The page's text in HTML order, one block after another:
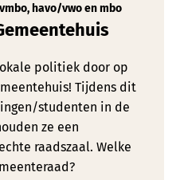
havo/vwo en mbo
politiek door op
Tijdens dit
studenten in de
ze een
raadszaal. Welke